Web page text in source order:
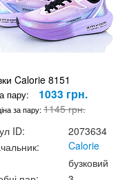
Calorie 8151
пару: 1033 грн.
за пару: 1145 грн.
ID:
2073634
Calorie
бузковий